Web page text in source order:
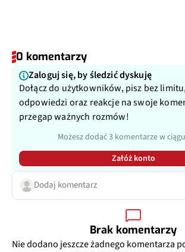
0 komentarzy
Zaloguj się, by śledzić dyskuję
Dołącz do użytkowników, pisz bez
odpowiedzi oraz reakcje na swoje
przegap ważnych rozmów!
Możesz dodać 3 komentarze w
Załóż konto
Dodaj komentarz
Brak komentarzy
Nie dodano jeszcze żadnego komentarza